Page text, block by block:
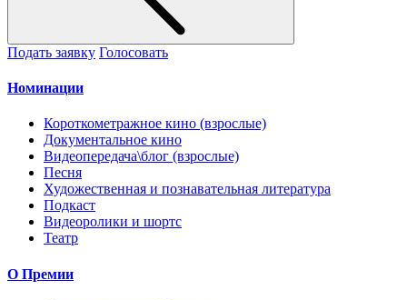
Подать заявку Голосовать
Номинации
Короткометражное кино (взрослые)
Документальное кино
Видеопередача\блог (взрослые)
Песня
Художественная и познавательная литература
Подкаст
Видеоролики и шортс
Театр
О Премии